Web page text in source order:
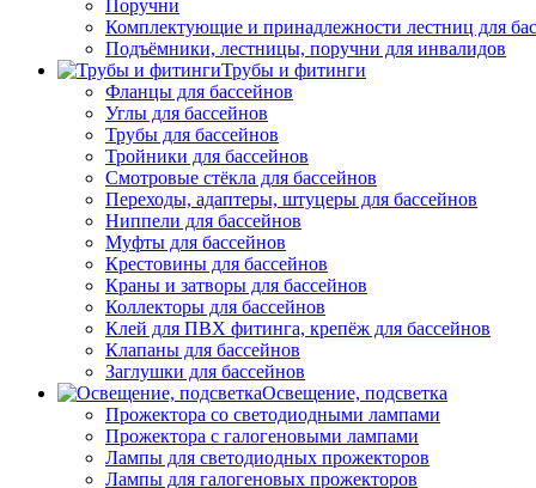
Поручни
Комплектующие и принадлежности лестниц для
Подъёмники, лестницы, поручни для инвалидов
Трубы и фитинги
Фланцы для бассейнов
Углы для бассейнов
Трубы для бассейнов
Тройники для бассейнов
Смотровые стёкла для бассейнов
Переходы, адаптеры, штуцеры для бассейнов
Ниппели для бассейнов
Муфты для бассейнов
Крестовины для бассейнов
Краны и затворы для бассейнов
Коллекторы для бассейнов
Клей для ПВХ фитинга, крепёж для бассейнов
Клапаны для бассейнов
Заглушки для бассейнов
Освещение, подсветка
Прожектора со светодиодными лампами
Прожектора с галогеновыми лампами
Лампы для светодиодных прожекторов
Лампы для галогеновых прожекторов